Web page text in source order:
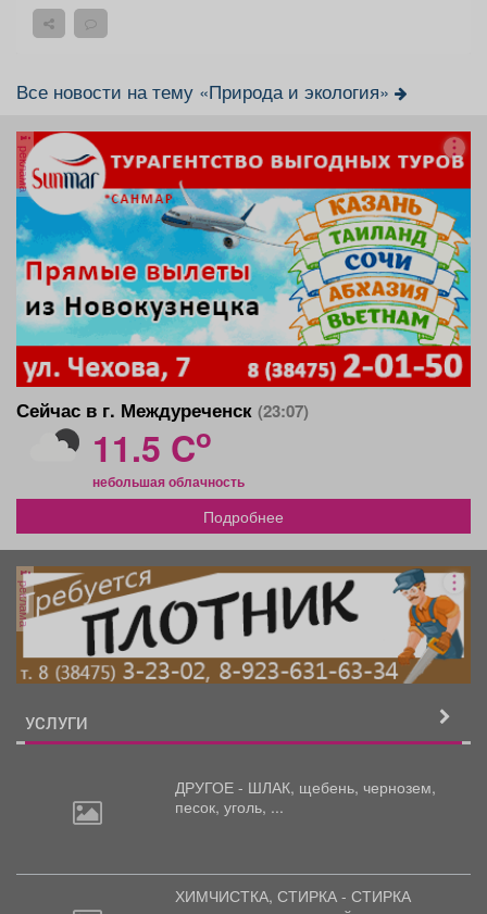
Все новости на тему «Природа и экология»
реклама
Сейчас в г. Междуреченск (23:07)
11.5 Co
небольшая облачность
Подробнее
реклама
УСЛУГИ
ДРУГОЕ - ШЛАК, щебень, чернозем,
песок, уголь, ...
ХИМЧИСТКА, СТИРКА - СТИРКА